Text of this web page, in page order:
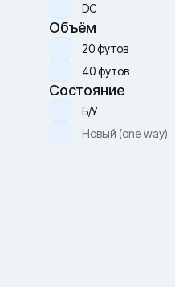
DC
Объём
20 футов
40 футов
Состояние
Б/У
Новый (one way)